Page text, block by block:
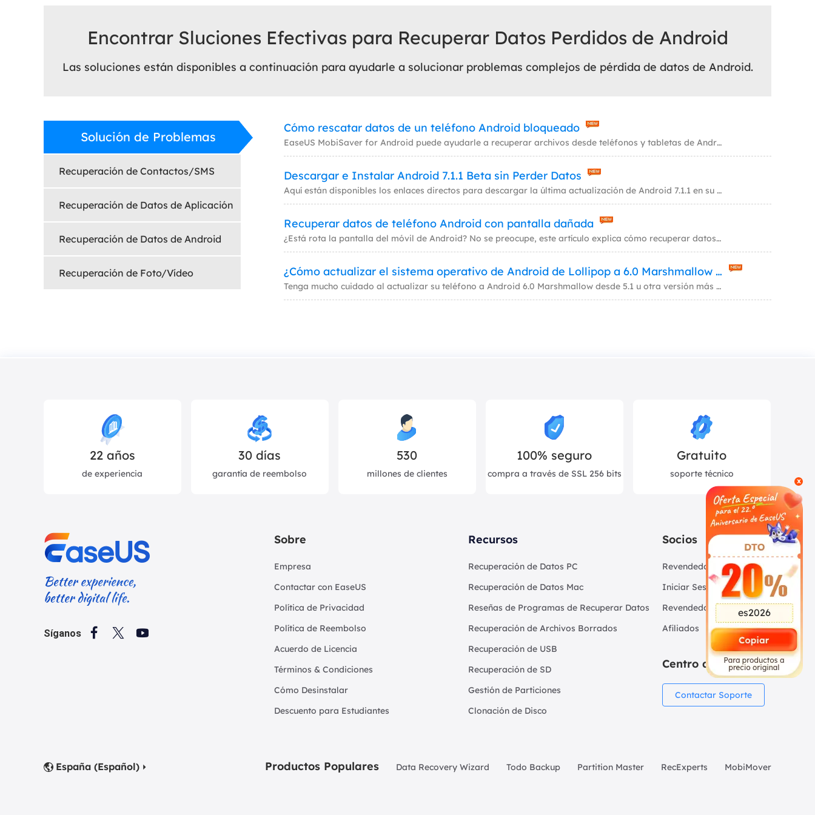
x
es2026
Encontrar Sluciones Efectivas para Recuperar Datos Perdidos de Android
Las soluciones están disponibles a continuación para ayudarle a solucionar problemas complejos de pérdida de datos de Android.
Solución de Problemas
Recuperación de Contactos/SMS
Recuperación de Datos de Aplicación
Recuperación de Datos de Android
Recuperación de Foto/Vídeo
Cómo rescatar datos de un teléfono Android bloqueado
EaseUS MobiSaver for Android puede ayudarle a recuperar archivos desde teléfonos y tabletas de Android bloqueados. Es la
Descargar e Instalar Android 7.1.1 Beta sin Perder Datos
Aquí están disponibles los enlaces directos para descargar la última actualización de Android 7.1.1 en su teléfono Andro
Recuperar datos de teléfono Android con pantalla dañada
¿Está rota la pantalla del móvil de Android? No se preocupe, este artículo explica cómo recuperar datos de móvil Android
¿Cómo actualizar el sistema operativo de Android de Lollipop a 6.0 Marshmallow seguramente?
Tenga mucho cuidado al actualizar su teléfono a Android 6.0 Marshmallow desde 5.1 u otra versión más posterior de Lollip
22años
de experiencia
30 días
garantía de reembolso
530
millones de clientes
100% seguro
compra a través de SSL 256 bits
Gratuito
soporte técnico
Síganos   
Sobre
Empresa
Contactar con EaseUS
Política de Privacidad
Política de Reembolso
Acuerdo de Licencia
Términos & Condiciones
Cómo Desinstalar
Descuento para Estudiantes
Recursos
Recuperación de Datos PC
Recuperación de Datos Mac
Reseñas de Programas de Recuperar Datos
Recuperación de Archivos Borrados
Recuperación de USB
Recuperación de SD
Gestión de Particiones
Clonación de Disco
Socios
Revendedores
Iniciar Sesión -
Revendedor
Afiliados
Centro de Soporte
Contactar Soporte
Productos Populares Data Recovery Wizard Todo Backup Partition Master RecExperts MobiMover
 España (Español) 